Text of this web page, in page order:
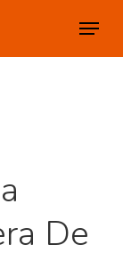
Menu
De
Close